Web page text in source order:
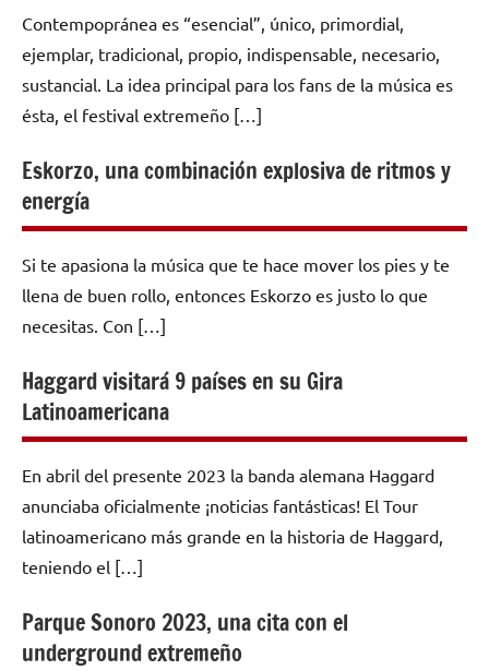
Contempopránea es “esencial”, único, primordial,
ejemplar, tradicional, propio, indispensable, necesario,
sustancial. La idea principal para los fans de la música es
ésta, el festival extremeño […]
Eskorzo, una combinación explosiva de ritmos y
energía
Si te apasiona la música que te hace mover los pies y te
llena de buen rollo, entonces Eskorzo es justo lo que
necesitas. Con […]
Haggard visitará 9 países en su Gira
Latinoamericana
En abril del presente 2023 la banda alemana Haggard
anunciaba oficialmente ¡noticias fantásticas! El Tour
latinoamericano más grande en la historia de Haggard,
teniendo el […]
Parque Sonoro 2023, una cita con el
underground extremeño